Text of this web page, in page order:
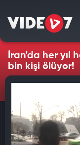
İran'da her yıl
bin kişi ölüyor!